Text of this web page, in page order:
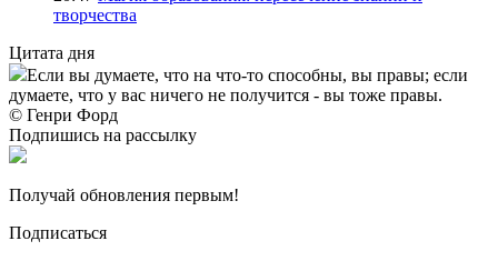
творчества
Цитата дня
Если вы думаете, что на что-то способны, вы правы; если
думаете, что у вас ничего не получится - вы тоже правы.
© Генри Форд
Подпишись на рассылку
Получай обновления первым!
Подписаться